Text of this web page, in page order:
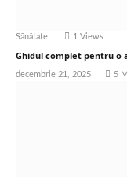
Sănătate 1 Views
Ghidul complet pentru
decembrie 21, 2025 5